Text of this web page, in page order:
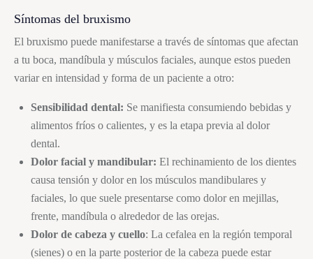
Síntomas del bruxismo
El bruxismo puede manifestarse a través de síntomas que afectan
a tu boca, mandíbula y músculos faciales, aunque estos pueden
variar en intensidad y forma de un paciente a otro:
Sensibilidad dental: Se manifiesta consumiendo bebidas y
alimentos fríos o calientes, y es la etapa previa al dolor
dental.
Dolor facial y mandibular: El rechinamiento de los dientes
causa tensión y dolor en los músculos mandibulares y
faciales, lo que suele presentarse como dolor en mejillas,
frente, mandíbula o alrededor de las orejas.
Dolor de cabeza y cuello: La cefalea en la región temporal
(sienes) o en la parte posterior de la cabeza puede estar